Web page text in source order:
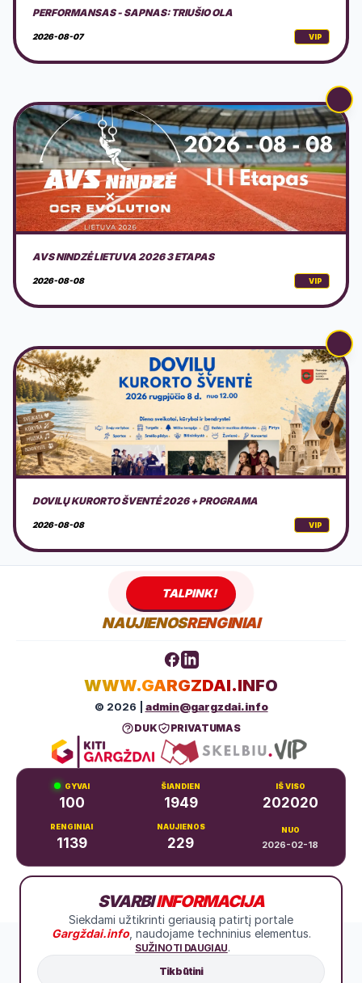
AVS NINDZĖ LIETUVA 2026 3 ETAPAS
2026-08-08 VIP
DOVILŲ KURORTO ŠVENTĖ 2026 + PROGRAMA
2026-08-08 VIP
AMERICAN MOTOR FEST 2026
2026-08-08 VIP
TALPINK!
NAUJIENOSRENGINIAI
WWW.GARGZDAI.INFO
© 2026 | admin@gargzdai.info
DUK PRIVATUMAS
GYVAI
100
ŠIANDIEN
1949
IŠ VISO
202020
RENGINIAI
1139
NAUJIENOS
229
NUO
2026-02-18
+370 683 99766
SVARBIINFORMACIJA
Siekdami užtikrinti geriausią patirtį portale
Gargždai.info, naudojame techninius elementus.
SUŽINOTI DAUGIAU.
Tik būtini